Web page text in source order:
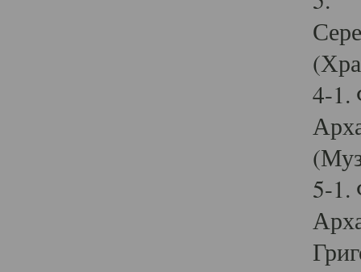
4-1.
5-1.